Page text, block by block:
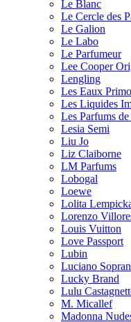
Le Blanc
Le Cercle des
Le Galion
Le Labo
Le Parfumeur
Lee Cooper
Lengling
Les Eaux
Les Liquides
Les Parfums
Lesia Semi
Liu Jo
Liz Claiborne
LM Parfums
Lobogal
Loewe
Lolita
Lorenzo
Louis Vuitton
Love Passport
Lubin
Luciano
Lucky Brand
Lulu
M. Micallef
Madonna